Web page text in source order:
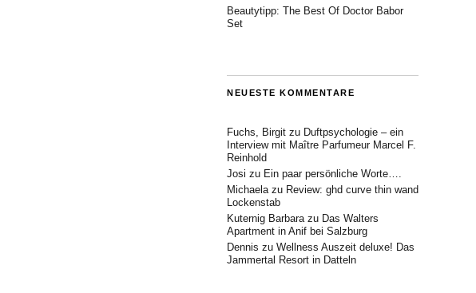
Beautytipp: The Best Of Doctor Babor
Set
NEUESTE KOMMENTARE
Fuchs, Birgit zu Duftpsychologie – ein
Interview mit Maître Parfumeur Marcel F.
Reinhold
Josi zu Ein paar persönliche Worte….
Michaelazu Review: ghd curve thin wand
Lockenstab
Kuternig Barbarazu Das Walters
Apartment in Anif bei Salzburg
Dennis zu Wellness Auszeit deluxe! Das
Jammertal Resort in Datteln